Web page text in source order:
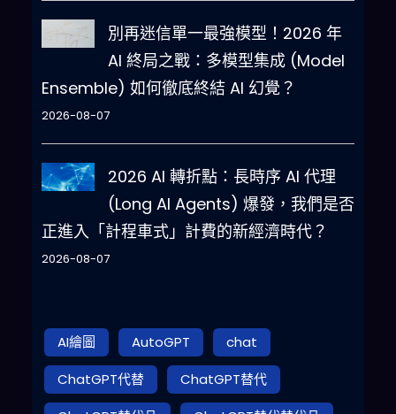
別再迷信單一最強模型！2026 年
AI 終局之戰：多模型集成 (Model
Ensemble) 如何徹底終結 AI 幻覺？
2026-08-07
2026 AI 轉折點：長時序 AI 代理
(Long AI Agents) 爆發，我們是否
正進入「計程車式」計費的新經濟時代？
2026-08-07
AI繪圖 AutoGPT
chat
ChatGPT代替
ChatGPT替代